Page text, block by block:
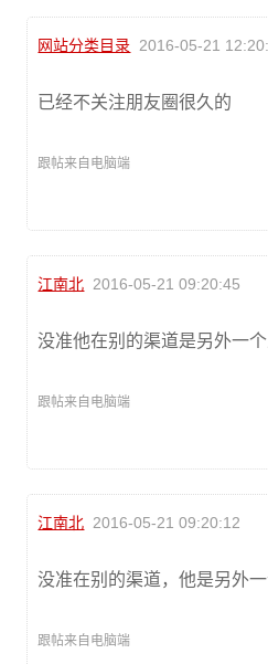
网站分类目录 2016-05-21
已经不关注朋友圈很久的
跟帖来自电脑端
江南北 2016-05-21 09:20:45
没准他在别的渠道是另外一个
跟帖来自电脑端
江南北 2016-05-21 09:20:12
没准在别的渠道，他是另外一
跟帖来自电脑端